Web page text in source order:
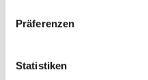
Präferenzen
Statistiken
64,95 €